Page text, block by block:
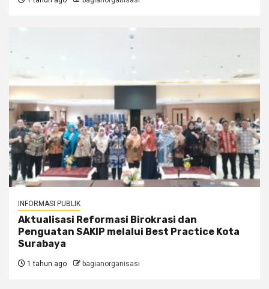
INFORMASI PUBLIK
Aktualisasi Reformasi Birokrasi dan
Penguatan SAKIP melalui Best Practice Kota
Surabaya
1 tahun ago bagianorganisasi